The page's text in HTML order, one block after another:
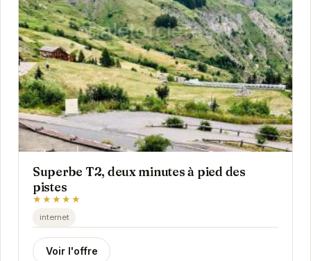
Superbe T2, deux minutes à pied des
pistes
★★★★★
internet
Voir l'offre